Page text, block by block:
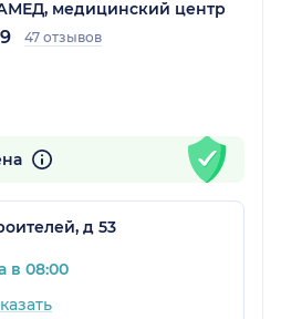
медицинский центр
47 отзывов
д 53
в 08:00